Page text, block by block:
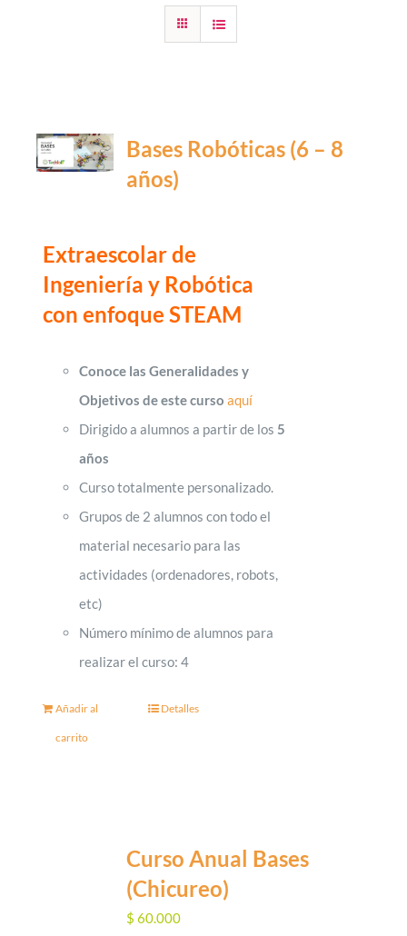
Bases Robóticas (6 – 8
años)
Extraescolar de
Ingeniería y Robótica
con enfoque STEAM
Conoce las Generalidades y
Objetivos de este curso aquí
Dirigido a alumnos a partir de los 5
años
Curso totalmente personalizado.
Grupos de 2 alumnos con todo el
material necesario para las
actividades (ordenadores, robots,
etc)
Número mínimo de alumnos para
realizar el curso: 4
Añadir al
carrito
Detalles
Curso Anual Bases
(Chicureo)
$ 60.000